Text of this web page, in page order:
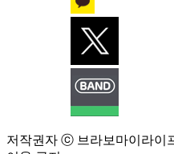
저작권자 ⓒ 브라보마이라이